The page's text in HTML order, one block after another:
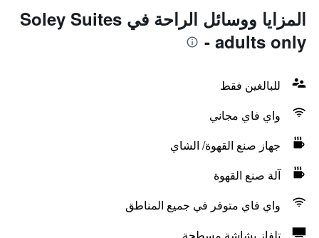
المزايا ووسائل الراحة في Soley Suites
- adults only
للبالغين فقط
واي فاي مجاني
جهاز صنع القهوة/ الشاي
آلة صنع القهوة
واي فاي متوفر في جميع المناطق